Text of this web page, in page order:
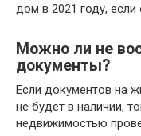
дом в 2021 году,
Можно ли не
документы?
Если документов на
не будет в наличии,
недвижимостью